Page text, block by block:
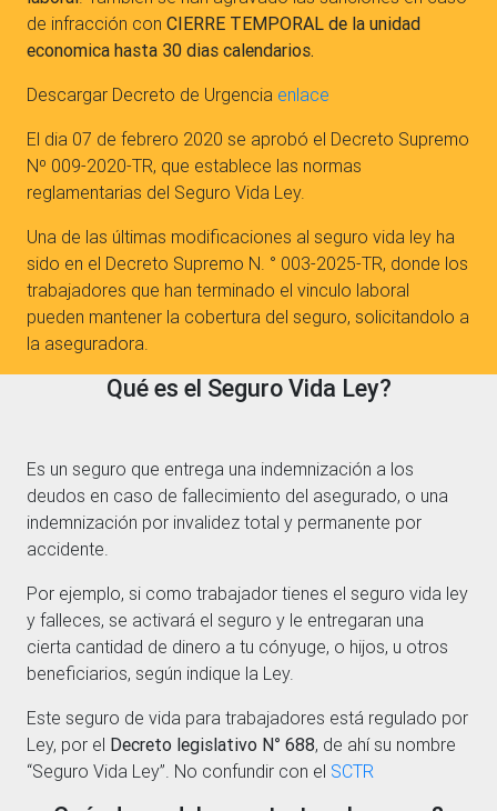
de infracción con CIERRE TEMPORAL de la unidad
economica hasta 30 dias calendarios.
Descargar Decreto de Urgencia enlace
El dia 07 de febrero 2020 se aprobó el Decreto Supremo
Nº 009-2020-TR, que establece las normas
reglamentarias del Seguro Vida Ley.
Una de las últimas modificaciones al seguro vida ley ha
sido en el Decreto Supremo N. ° 003-2025-TR, donde los
trabajadores que han terminado el vinculo laboral
pueden mantener la cobertura del seguro, solicitandolo a
la aseguradora.
Qué es el Seguro Vida Ley?
Es un seguro que entrega una indemnización a los
deudos en caso de fallecimiento del asegurado, o una
indemnización por invalidez total y permanente por
accidente.
Por ejemplo, si como trabajador tienes el seguro vida ley
y falleces, se activará el seguro y le entregaran una
cierta cantidad de dinero a tu cónyuge, o hijos, u otros
beneficiarios, según indique la Ley.
Este seguro de vida para trabajadores está regulado por
Ley, por el Decreto legislativo N° 688, de ahí su nombre
“Seguro Vida Ley”. No confundir con el SCTR